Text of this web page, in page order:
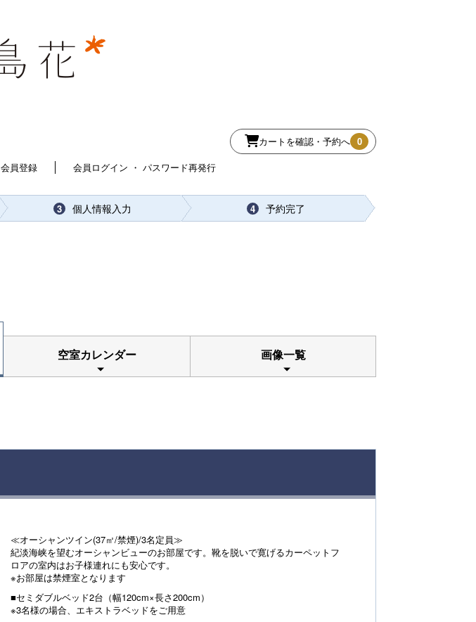
カートを確認・予約へ 0
会員登録 会員ログイン ・ パスワード再発行
3 個人情報入力 4 予約完了
空室カレンダー 画像一覧
≪オーシャンツイン(37㎡/禁煙)/3名定員≫
紀淡海峡を望むオーシャンビューのお部屋です。靴を脱いで寛げるカーペットフ
ロアの室内はお子様連れにも安心です。
※お部屋は禁煙室となります
■セミダブルベッド2台（幅120cm×長さ200cm）
※3名様の場合、エキストラベッドをご用意